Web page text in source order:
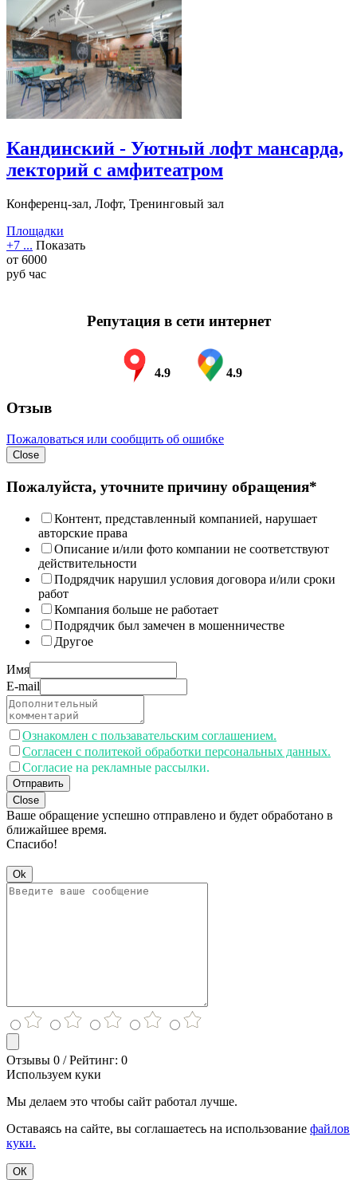
Кандинский - Уютный лофт мансарда,
лекторий с амфитеатром
Конференц-зал, Лофт, Тренинговый зал
Площадки
+7 ... Показать
от 6000
руб час
Репутация в сети интернет
4.9 4.9
Отзыв
Пожаловаться или сообщить об ошибке
Close
Пожалуйста, уточните причину обращения*
Контент, представленный компанией, нарушает
авторские права
Описание и/или фото компании не соответствуют
действительности
Подрядчик нарушил условия договора и/или сроки
работ
Компания больше не работает
Подрядчик был замечен в мошенничестве
Другое
Имя
E-mail
Ознакомлен с пользавательским соглашением.
Согласен с политекой обработки персональных данных.
Согласие на рекламные рассылки.
Отправить
Close
Ваше обращение успешно отправлено и будет обработано в
ближайшее время.
Спасибо!
Ok
Отзывы 0 / Рейтинг: 0
Используем куки
Мы делаем это чтобы сайт работал лучше.
Оставаясь на сайте, вы соглашаетесь на использование файлов
куки.
ОК